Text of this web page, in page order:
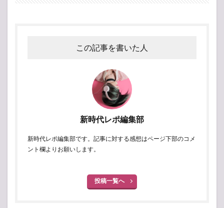
この記事を書いた人
新時代レポ編集部
新時代レポ編集部です。記事に対する感想はページ下部のコメ
ント欄よりお願いします。
投稿一覧へ